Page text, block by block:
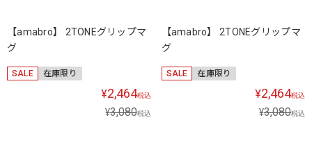
【amabro】 2TONEグリップマ
グ
SALE 在庫限り
¥2,464税込
¥3,080税込
【amabro】 2TONEグリップマ
グ
SALE 在庫限り
¥2,464税込
¥3,080税込